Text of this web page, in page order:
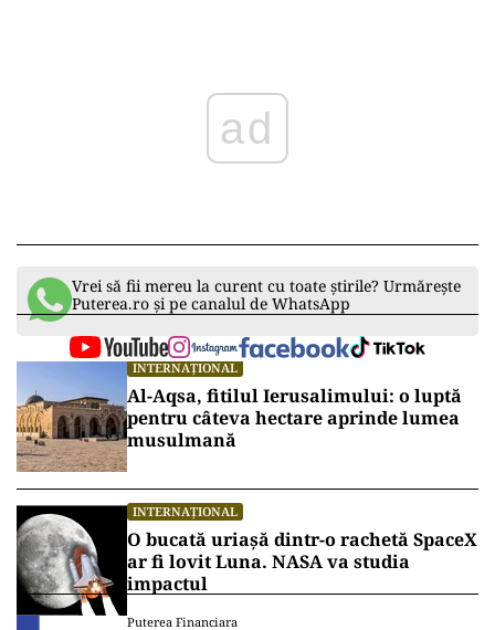
ad
Vrei să fii mereu la curent cu toate știrile? Urmărește
Puterea.ro și pe canalul de WhatsApp
INTERNAȚIONAL
Al-Aqsa, fitilul Ierusalimului: o luptă
pentru câteva hectare aprinde lumea
musulmană
INTERNAȚIONAL
O bucată uriașă dintr-o rachetă SpaceX
ar fi lovit Luna. NASA va studia
impactul
Puterea Financiara